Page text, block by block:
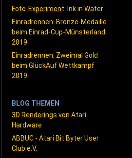
Foto-Experiment: Ink in Water
Einradrennen: Bronze-Medaille
beim Einrad-Cup-Münsterland
2019
Einradrennen: Zweimal Gold
beim GlückAuf Wettkampf
2019
BLOG THEMEN
3D Renderings von Atari
Hardware
ABBUC - Atari Bit Byter User
Club e.V.